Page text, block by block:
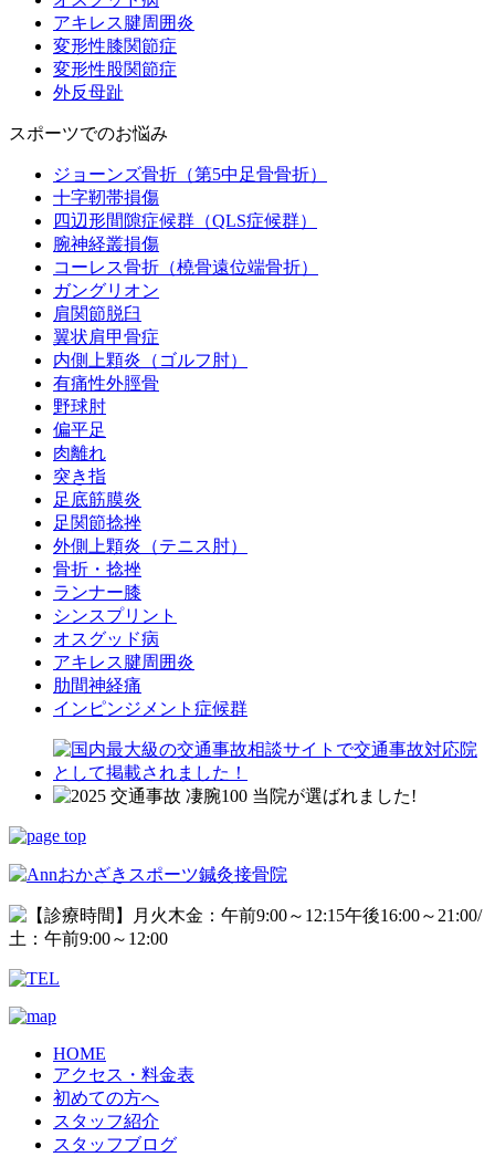
アキレス腱周囲炎
変形性膝関節症
変形性股関節症
外反母趾
スポーツでのお悩み
ジョーンズ骨折（第5中足骨骨折）
十字靭帯損傷
四辺形間隙症候群（QLS症候群）
腕神経叢損傷
コーレス骨折（橈骨遠位端骨折）
ガングリオン
肩関節脱臼
翼状肩甲骨症
内側上顆炎（ゴルフ肘）
有痛性外脛骨
野球肘
偏平足
肉離れ
突き指
足底筋膜炎
足関節捻挫
外側上顆炎（テニス肘）
骨折・捻挫
ランナー膝
シンスプリント
オスグッド病
アキレス腱周囲炎
肋間神経痛
インピンジメント症候群
HOME
アクセス・料金表
初めての方へ
スタッフ紹介
スタッフブログ